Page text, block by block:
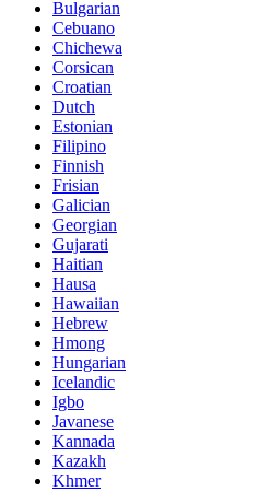
Bulgarian
Cebuano
Chichewa
Corsican
Croatian
Dutch
Estonian
Filipino
Finnish
Frisian
Galician
Georgian
Gujarati
Haitian
Hausa
Hawaiian
Hebrew
Hmong
Hungarian
Icelandic
Igbo
Javanese
Kannada
Kazakh
Khmer